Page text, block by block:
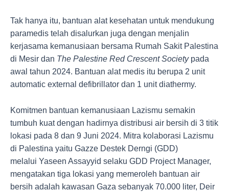
Tak hanya itu, bantuan alat kesehatan untuk mendukung
paramedis telah disalurkan juga dengan menjalin
kerjasama kemanusiaan bersama Rumah Sakit Palestina
di Mesir dan The Palestine Red Crescent Society pada
awal tahun 2024. Bantuan alat medis itu berupa 2 unit
automatic external defibrillator dan 1 unit diathermy.
Komitmen bantuan kemanusiaan Lazismu semakin
tumbuh kuat dengan hadirnya distribusi air bersih di 3 titik
lokasi pada 8 dan 9 Juni 2024. Mitra kolaborasi Lazismu
di Palestina yaitu Gazze Destek Derngi (GDD)
melalui Yaseen Assayyid selaku GDD Project Manager,
mengatakan tiga lokasi yang memeroleh bantuan air
bersih adalah kawasan Gaza sebanyak 70.000 liter, Deir